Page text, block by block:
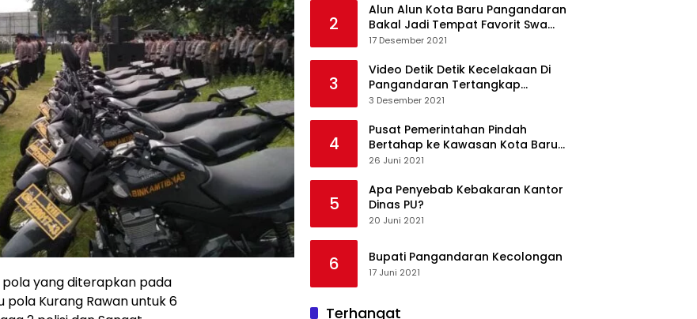
pola yang diterapkan pada
Kurang Rawan untuk 6
2
Alun Alun Kota Baru Pangandaran
Bakal Jadi Tempat Favorit Swa
Foto Selfie
17 Desember 2021
3
Video Detik Detik Kecelakaan Di
Pangandaran Tertangkap
Kamera Handphone
3 Desember 2021
4
Pusat Pemerintahan Pindah
Bertahap ke Kawasan Kota Baru
Pangandaran
26 Juni 2021
5
Apa Penyebab Kebakaran Kantor
Dinas PU?
20 Juni 2021
6 Bupati Pangandaran Kecolongan
17 Juni 2021
Terhangat